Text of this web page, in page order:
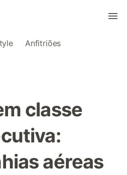
Anfitriões
classe
aéreas